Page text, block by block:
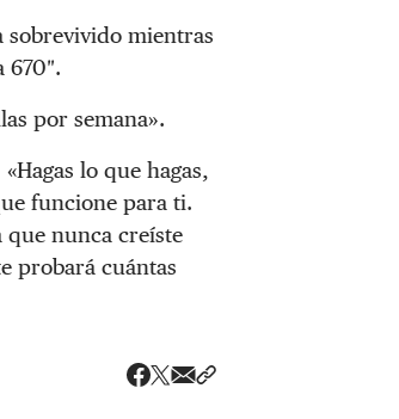
sobrevivido mientras
670″.
por semana».
lo que hagas,
funcione para ti.
que nunca creíste
probará cuántas